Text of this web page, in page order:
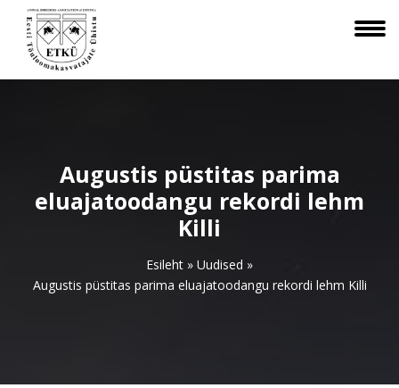
Augustis püstitas parima
eluajatoodangu rekordi lehm
Killi
Esileht » Uudised »
Augustis püstitas parima eluajatoodangu rekordi lehm Killi